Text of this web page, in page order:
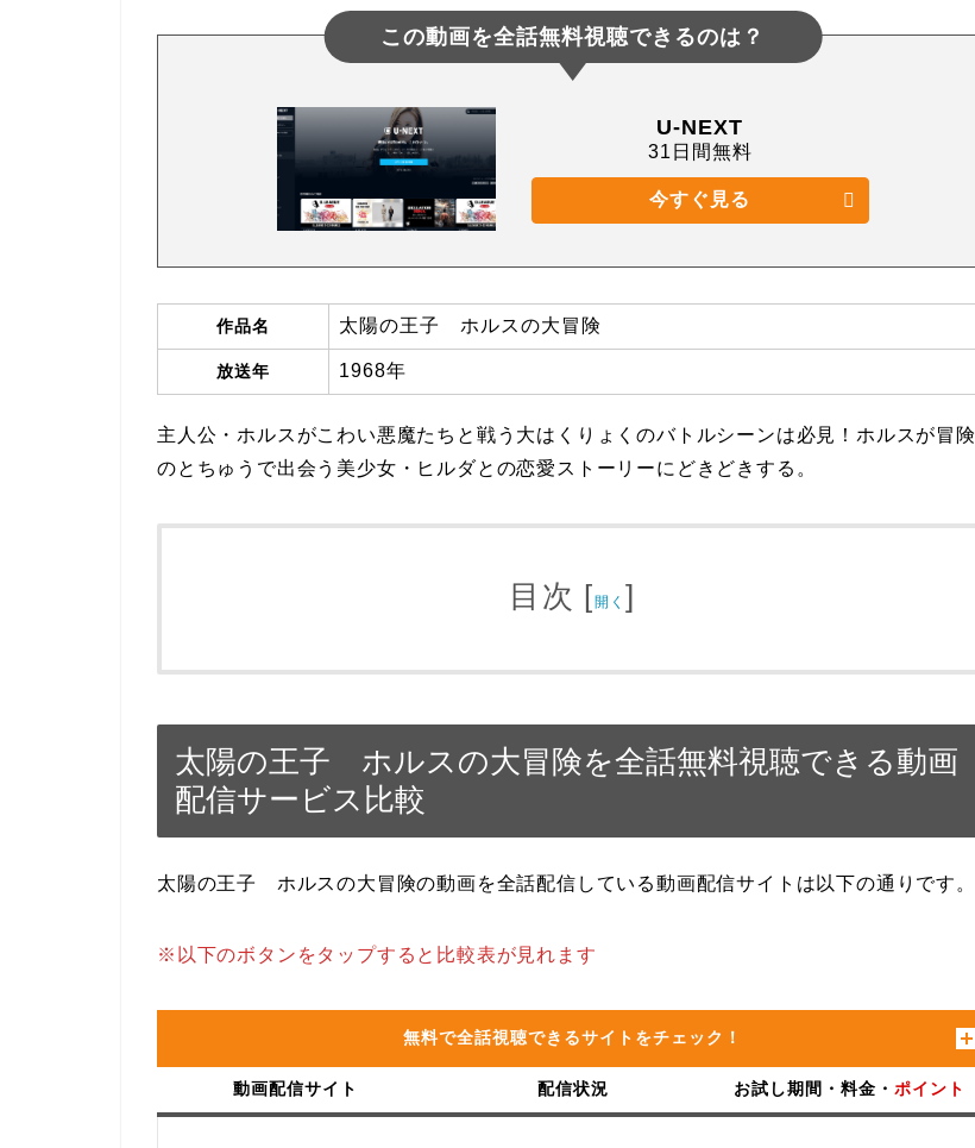
この動画を全話無料視聴できるのは？
U-NEXT
31日間無料
今すぐ見る
作品名 太陽の王子 ホルスの大冒険
放送年 1968年
主人公・ホルスがこわい悪魔たちと戦う大はくりょくのバトルシーンは必見！ホルスが冒険
のとちゅうで出会う美少女・ヒルダとの恋愛ストーリーにどきどきする。
目次 [ 開く ]
太陽の王子 ホルスの大冒険を全話無料視聴できる動画
配信サービス比較
太陽の王子 ホルスの大冒険の動画を全話配信している動画配信サイトは以下の通りです。
※以下のボタンをタップすると比較表が見れます
無料で全話視聴できるサイトをチェック！
動画配信サイト 配信状況 お試し期間・料金・ ポイント